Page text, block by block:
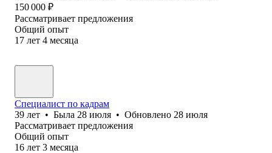
150 000 ₽
Рассматривает предложения
Общий опыт
17 лет 4 месяца
Специалист по кадрам
39 лет • Была 28 июля • Обновлено 28 июля
Рассматривает предложения
Общий опыт
16 лет 3 месяца